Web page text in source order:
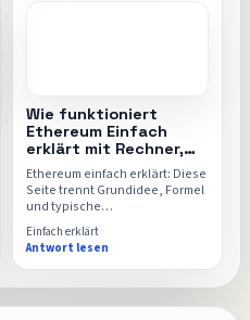
Wie funktioniert
Ethereum Einfach
erklärt mit Rechner,
Formel und FAQ
Ethereum einfach erklärt: Diese
Seite trennt Grundidee, Formel
und typische
Missverständnisse sauber
voneinander, damit der
Ethereum-Rechner danach
intuitiver und sicherer nutzbar
wird.
Einfach erklärt
Antwort lesen